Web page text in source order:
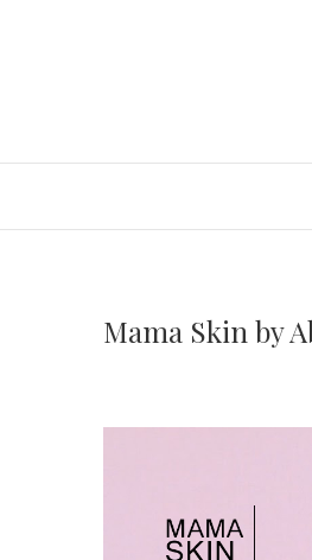
Mama Skin by